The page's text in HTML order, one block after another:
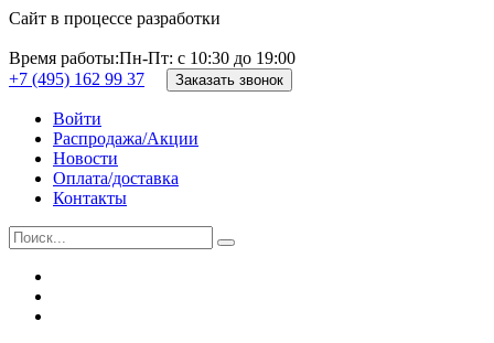
Сайт в процессе разработки
Время работы:Пн-Пт: с 10:30 до 19:00
+7 (495) 162 99 37
Заказать звонок
Войти
Распродажа/Акции
Новости
Оплата/доставка
Контакты